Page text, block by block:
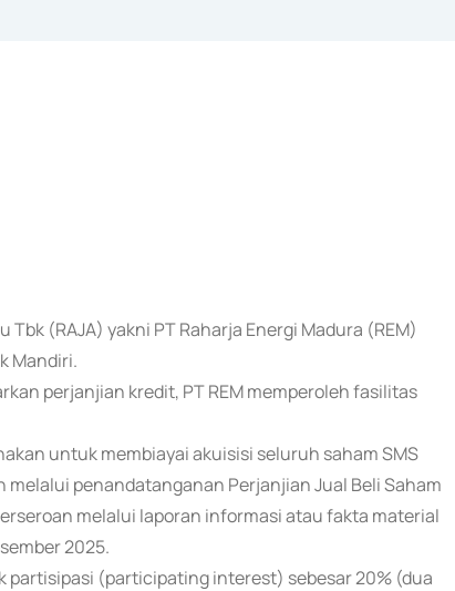
(RAJA) yakni PT Raharja Energi Madura (REM)
Mandiri.
perjanjian kredit, PT REM memperoleh fasilitas
untuk membiayai akuisisi seluruh saham SMS
melalui penandatanganan Perjanjian Jual Beli Saham
melalui laporan informasi atau fakta material
2025.
partisipasi (participating interest) sebesar 20% (dua